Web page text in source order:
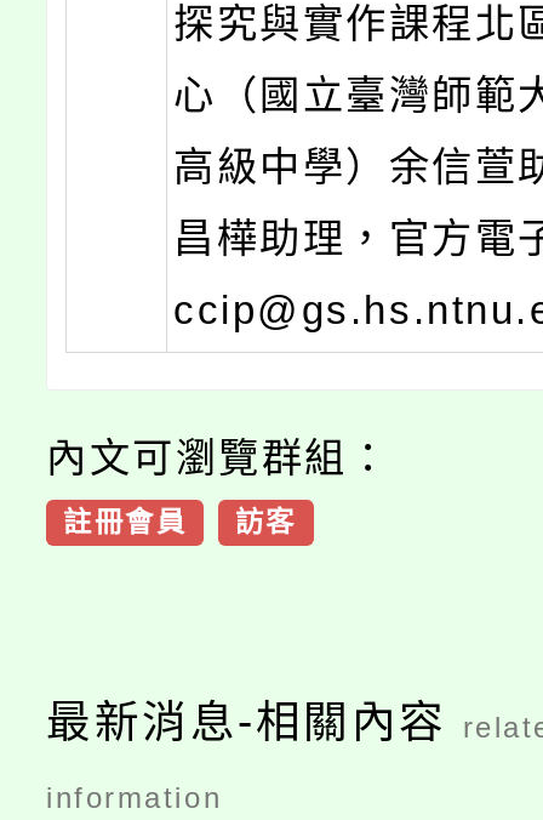
探究與實作課程北
心（國立臺灣師範
高級中學）余信萱
昌樺助理，官方電
內文可瀏覽群組：
註冊會員 訪客
最新消息-相關內容
information